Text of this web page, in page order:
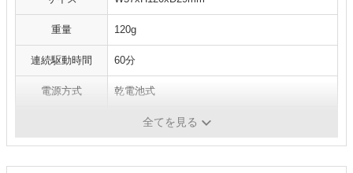
重量 120g
連続駆動時間 60分
電源方式 乾電池式
全てを見る